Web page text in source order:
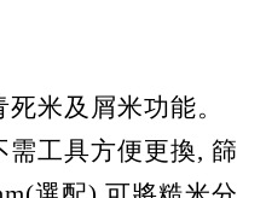
死米及屑米功能。
工具方便更換, 篩